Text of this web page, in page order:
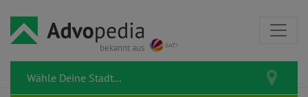
bekannt aus